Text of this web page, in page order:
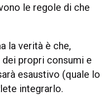
le regole di che
la verità è che,
propri consumi e
esaustivo (quale lo
integrarlo.